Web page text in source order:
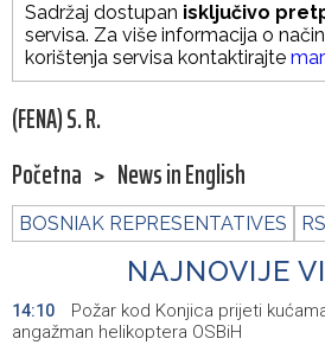
Sadržaj dostupan isključivo
servisa. Za više informacija o
korištenja servisa kontaktirajte
(FENA) S. R.
Početna > News in English
BOSNIAK REPRESENTATIVES RS
NAJNOVIJE
14:10
Požar kod Konjica prijeti
angažman helikoptera OSBiH